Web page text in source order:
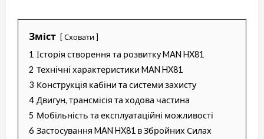
Зміст Сховати
1 Історія створення та розвитку MAN HX81
2 Технічні характеристики MAN HX81
3 Конструкція кабіни та системи захисту
4 Двигун, трансмісія та ходова частина
5 Мобільність та експлуатаційні можливості
6 Застосування MAN HX81 в Збройних Силах